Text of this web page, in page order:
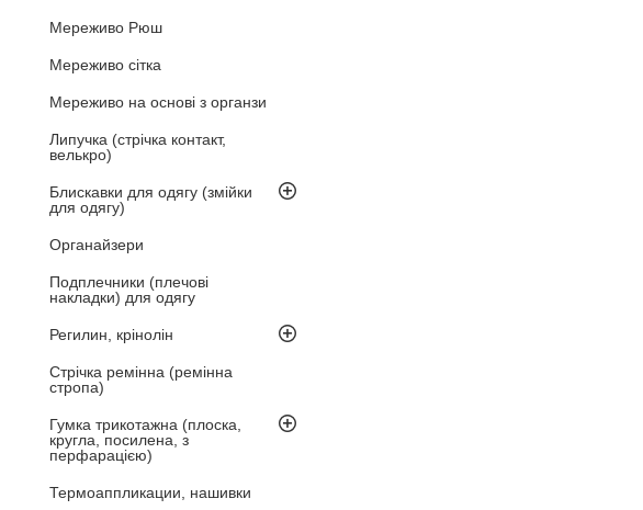
Мереживо Рюш
Мереживо сітка
Мереживо на основі з органзи
Липучка (стрічка контакт,
велькро)
Блискавки для одягу (змійки
для одягу)
Органайзери
Подплечники (плечові
накладки) для одягу
Регилин, крінолін
Стрічка ремінна (ремінна
стропа)
Гумка трикотажна (плоска,
кругла, посилена, з
перфарацією)
Термоаппликации, нашивки